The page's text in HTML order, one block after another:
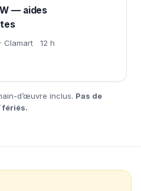
— aides
Clamart 12 h
d’œuvre inclus. Pas de
fériés.